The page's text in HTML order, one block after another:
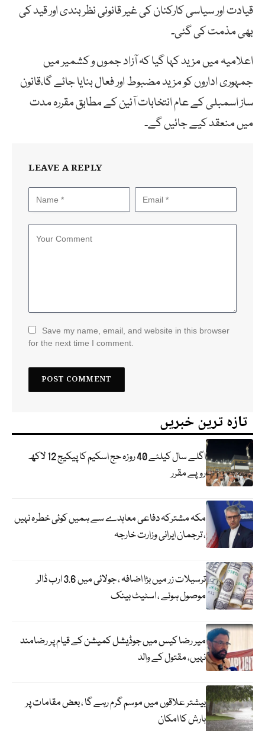
قیادت اور سیاسی کارکنان کی غیر قانونی نظر بندی اور قید کی
بھی مذمت کی گئی۔
اعلامیہ میں مزید کہا گیا کہ آزاد جموں و کشمیر میں
جمہوری اداروں کو مزید مضبوط اور فعال بنایا جائے گا،قانون
ساز اسمبلی کے عام انتخابات آئین کے مطابق مقررہ مدت
میں منعقد کیے جائیں گے۔
LEAVE A REPLY
Save my name, email, and website in this browser
for the next time I comment.
تازہ ترین خبریں
اگلے سال کیلئے 40 روزہ حج اسکیم کا پیکیج 12 لاکھ
روپے مقرر
مکہ مشترکہ دفاعی معاہدے سے ہمیں کوئی خطرہ نہیں
، ترجمان ایرانی وزارت خارجہ
ترسیلات زر میں بڑا اضافہ ، جولائی میں 3.6 ارب ڈالر
موصول ہوئے ، اسٹیٹ بینک
میر رضا کیس میں جوڈیشل کمیشن کے قیام پر رضامند
نہیں، مقتول کے والد
بیشتر علاقوں میں موسم گرم رہے گا ، بعض مقامات پر
بارش کا امکان